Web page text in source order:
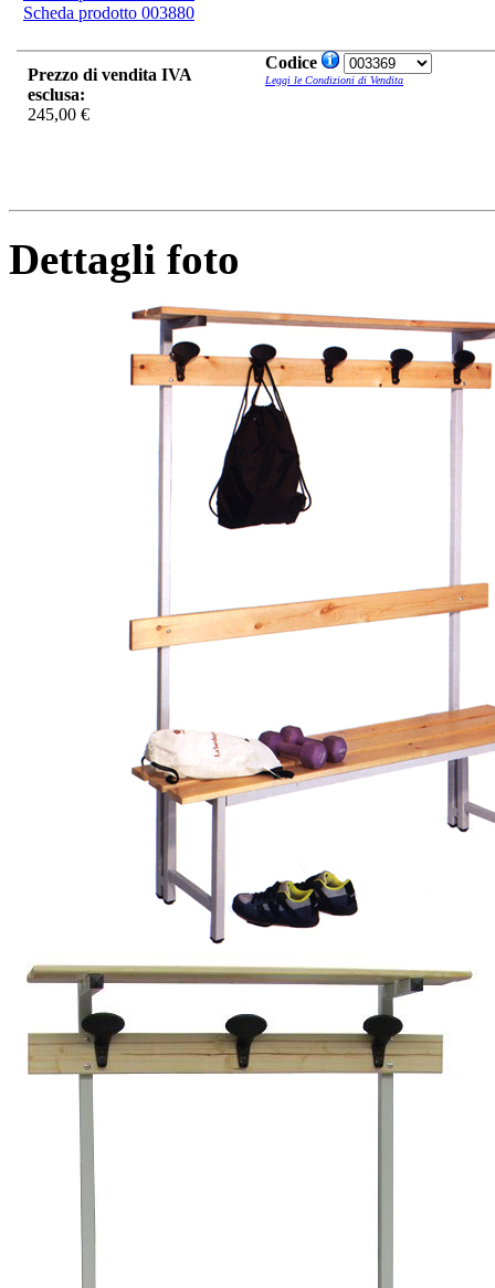
Scheda prodotto 003880
Prezzo di vendita IVA
esclusa:
245,00 €
Codice
Leggi le Condizioni di Vendita
Dettagli foto